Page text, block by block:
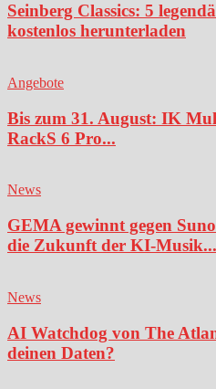
Seinberg Classics: 5
kostenlos herunterladen
Angebote
Bis zum 31. August: IK
RackS 6 Pro...
News
GEMA gewinnt gegen
die Zukunft der KI-Musik...
News
AI Watchdog von The
deinen Daten?